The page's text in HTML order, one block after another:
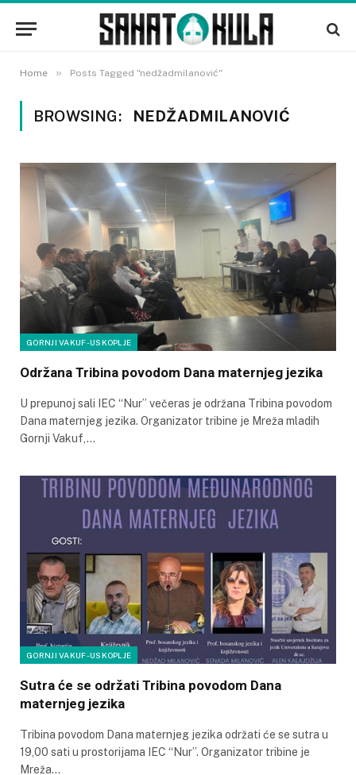
Home » Posts Tagged "nedžadmilanović"
BROWSING: NEDŽADMILANOVIĆ
GORNJI VAKUF-USKOPLJE
Održana Tribina povodom Dana maternjeg jezika
U prepunoj sali IEC “Nur” večeras je održana Tribina povodom
Dana maternjeg jezika. Organizator tribine je Mreža mladih
Gornji Vakuf,…
GORNJI VAKUF-USKOPLJE
Sutra će se održati Tribina povodom Dana
maternjeg jezika
Tribina povodom Dana maternjeg jezika održati će se sutra u
19,00 sati u prostorijama IEC “Nur”. Organizator tribine je
Mreža…